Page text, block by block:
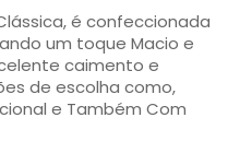
é confeccionada
um toque Macio e
caimento e
de escolha como,
e Também Com